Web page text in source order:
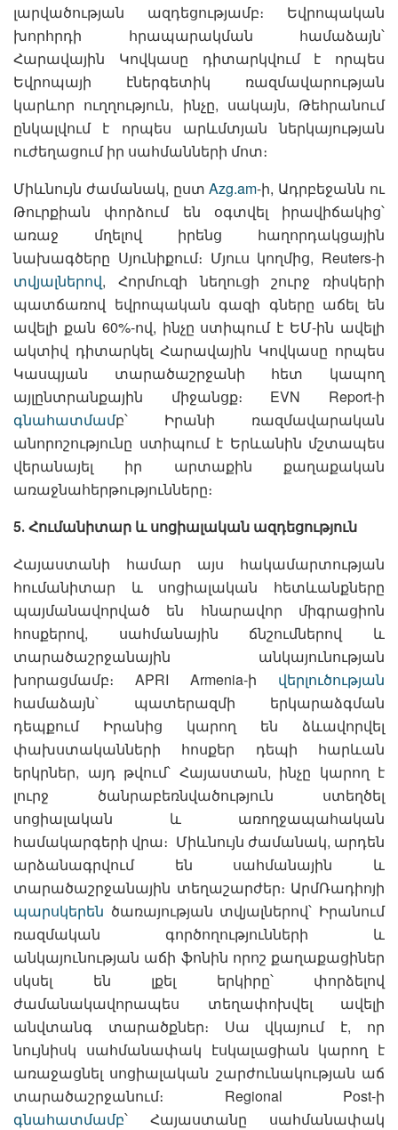
լարվածության ազդեցությամբ։ Եվրոպական
խորհրդի հրապարակման համաձայն՝
Հարավային Կովկասը դիտարկվում է որպես
Եվրոպայի էներգետիկ ռազմավարության
կարևոր ուղղություն, ինչը, սակայն, Թեհրանում
ընկալվում է որպես արևմտյան ներկայության
ուժեղացում իր սահմանների մոտ։
Միևնույն ժամանակ, ըստAzg.am-ի, Ադրբեջանն ու
Թուրքիան փորձում են օգտվել իրավիճակից՝
առաջ մղելով իրենց հաղորդակցային
նախագծերը Սյունիքում։ Մյուս կողմից, Reuters-ի
տվյալներով, Հորմուզի նեղուցի շուրջ ռիսկերի
պատճառով եվրոպական գազի գները աճել են
ավելի քան 60%-ով, ինչը ստիպում է ԵՄ-ին ավելի
ակտիվ դիտարկել Հարավային Կովկասը որպես
Կասպյան տարածաշրջանի հետ կապող
այլընտրանքային միջանցք։ EVN Report-ի
գնահատմամբ՝ Իրանի ռազմավարական
անորոշությունը ստիպում է Երևանին մշտապես
վերանայել իր արտաքին քաղաքական
առաջնահերթությունները։
5․ Հումանիտար և սոցիալական ազդեցություն
Հայաստանի համար այս հակամարտության
հումանիտար և սոցիալական հետևանքները
պայմանավորված են հնարավոր միգրացիոն
հոսքերով, սահմանային ճնշումներով և
տարածաշրջանային անկայունության
խորացմամբ։ APRI Armenia-ի վերլուծության
համաձայն՝ պատերազմի երկարաձգման
դեպքում Իրանից կարող են ձևավորվել
փախստականների հոսքեր դեպի հարևան
երկրներ, այդ թվում՝ Հայաստան, ինչը կարող է
լուրջ ծանրաբեռնվածություն ստեղծել
սոցիալական և առողջապահական
համակարգերի վրա։ Միևնույն ժամանակ, արդեն
արձանագրվում են սահմանային և
տարածաշրջանային տեղաշարժեր։ ԱրմՌադիոյի
պարսկերեն ծառայության տվյալներով՝ Իրանում
ռազմական գործողությունների և
անկայունության աճի ֆոնին որոշ քաղաքացիներ
սկսել են լքել երկիրը՝ փորձելով
ժամանակավորապես տեղափոխվել ավելի
անվտանգ տարածքներ։ Սա վկայում է, որ
նույնիսկ սահմանափակ էսկալացիան կարող է
առաջացնել սոցիալական շարժունակության աճ
տարածաշրջանում։ Regional Post-ի
գնահատմամբ՝ Հայաստանը սահմանափակ